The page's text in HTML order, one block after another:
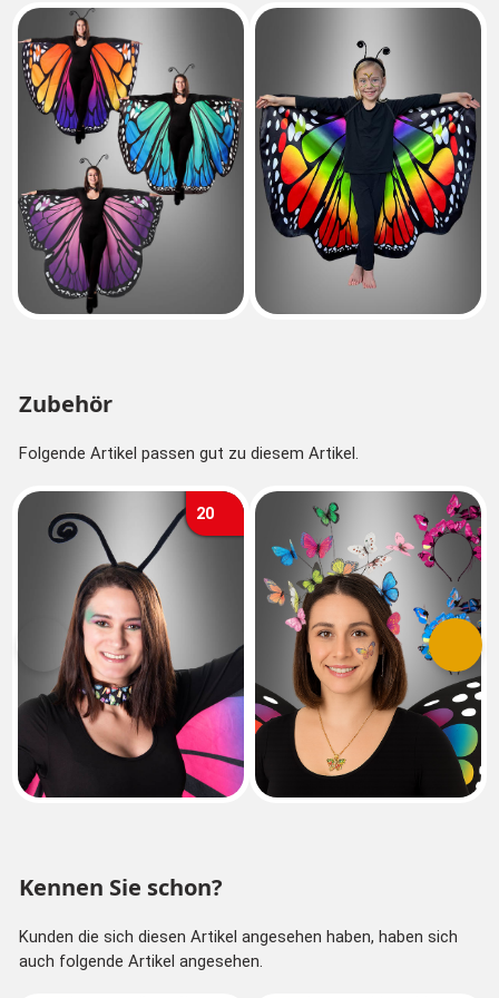
Zubehör
Folgende Artikel passen gut zu diesem Artikel.
20
Vorherige
Kennen Sie schon?
Kunden die sich diesen Artikel angesehen haben, haben sich
auch folgende Artikel angesehen.